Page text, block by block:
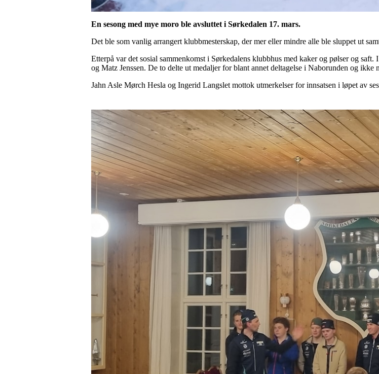
En sesong med mye moro ble avsluttet i Sørkedalen 17. mars.
Det ble som vanlig arrangert klubbmesterskap, der mer eller mindre alle ble sluppet ut
Etterpå var det sosial sammenkomst i Sørkedalens klubbhus med kaker og pølser og
og Matz Jenssen. De to delte ut medaljer for blant annet deltagelse i Naborunden og ikke
Jahn Asle Mørch Hesla og Ingerid Langslet mottok utmerkelser for innsatsen i løpet av